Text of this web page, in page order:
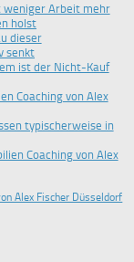
weniger Arbeit mehr
holst
dieser
senkt
ist der Nicht-Kauf
Coaching von Alex
typischerweise in
Coaching von Alex
Alex Fischer Düsseldorf